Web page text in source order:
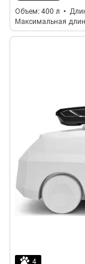
Объем 400 л
Максимальная
4